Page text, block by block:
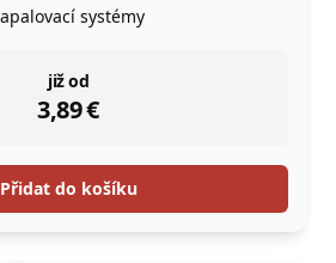
systémy
již od
3,89€
instock
Přidat do košíku